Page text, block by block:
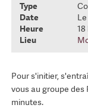
Type
Date
Heure
18
Lieu
Pour s'initier,
vous au groupe
minutes.